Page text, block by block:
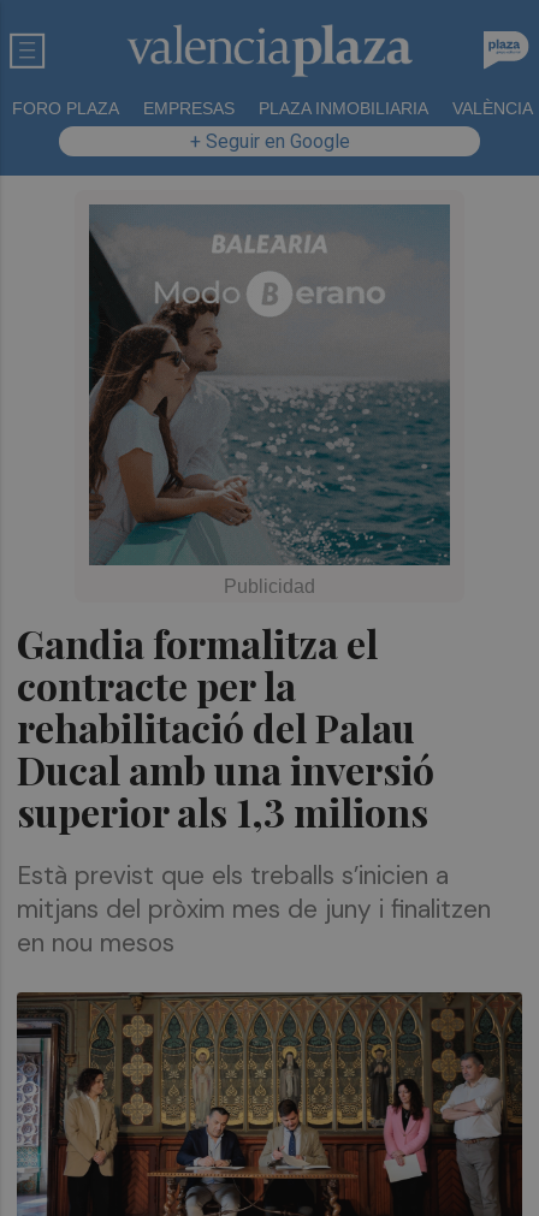
FORO PLAZA EMPRESAS PLAZA INMOBILIARIA VALÈNCIA
+ Seguir en Google
Gandia formalitza el
contracte per la
rehabilitació del Palau
Ducal amb una inversió
superior als 1,3 milions
Està previst que els treballs s’inicien a
mitjans del pròxim mes de juny i finalitzen
en nou mesos